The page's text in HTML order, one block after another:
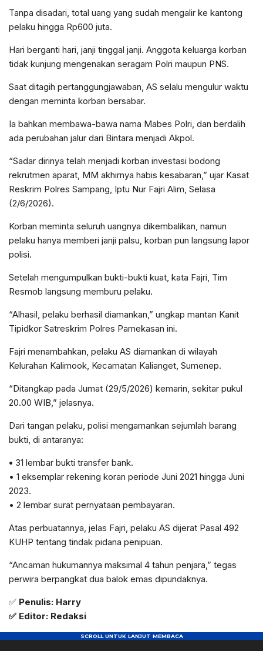
Tanpa disadari, total uang yang sudah mengalir ke kantong
pelaku hingga Rp600 juta.
Hari berganti hari, janji tinggal janji. Anggota keluarga korban
tidak kunjung mengenakan seragam Polri maupun PNS.
Saat ditagih pertanggungjawaban, AS selalu mengulur waktu
dengan meminta korban bersabar.
Ia bahkan membawa-bawa nama Mabes Polri, dan berdalih
ada perubahan jalur dari Bintara menjadi Akpol.
“Sadar dirinya telah menjadi korban investasi bodong
rekrutmen aparat, MM akhirnya habis kesabaran,” ujar Kasat
Reskrim Polres Sampang, Iptu Nur Fajri Alim, Selasa
(2/6/2026).
Korban meminta seluruh uangnya dikembalikan, namun
pelaku hanya memberi janji palsu, korban pun langsung lapor
polisi.
Setelah mengumpulkan bukti-bukti kuat, kata Fajri, Tim
Resmob langsung memburu pelaku.
“Alhasil, pelaku berhasil diamankan,” ungkap mantan Kanit
Tipidkor Satreskrim Polres Pamekasan ini.
Fajri menambahkan, pelaku AS diamankan di wilayah
Kelurahan Kalimook, Kecamatan Kalianget, Sumenep.
“Ditangkap pada Jumat (29/5/2026) kemarin, sekitar pukul
20.00 WIB,” jelasnya.
Dari tangan pelaku, polisi mengamankan sejumlah barang
bukti, di antaranya:
• 31 lembar bukti transfer bank.
• 1 eksemplar rekening koran periode Juni 2021 hingga Juni
2023.
• 2 lembar surat pernyataan pembayaran.
Atas perbuatannya, jelas Fajri, pelaku AS dijerat Pasal 492
KUHP tentang tindak pidana penipuan.
“Ancaman hukumannya maksimal 4 tahun penjara,” tegas
perwira berpangkat dua balok emas dipundaknya.
✅ Penulis: Harry
✅ Editor: Redaksi